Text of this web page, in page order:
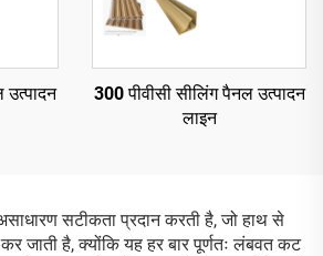
300 पीवीसी सीलिंग पैनल उत्पादन
लाइन
सटीकता प्रदान करती है, जो हाथ से
कर जाती है, क्योंकि यह हर बार पूर्णतः लंबवत कट